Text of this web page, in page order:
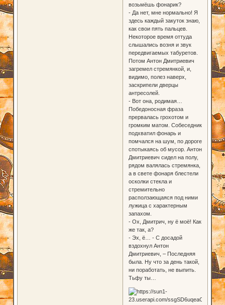
возьмёшь фонарик?
- Да нет, мне нормально! Я
здесь каждый закуток знаю,
как свои пять пальцев.
Некоторое время оттуда
слышались возня и звук
передвигаемых табуретов.
Потом Антон Дмитриевич
загремел стремянкой, и,
видимо, полез наверх,
заскрипели дверцы
антресолей.
- Вот она, родимая…
Победоносная фраза
прервалась грохотом и
громким матом. Собеседник
подхватил фонарь и
помчался на шум, по дороге
спотыкаясь об мусор. Антон
Дмитриевич сидел на полу,
рядом валялась стремянка,
а в свете фонаря блестели
осколки стекла и
стремительно
расползающаяся под ними
лужица с характерным
запахом.
- Ох, Дмитрич, ну ё моё! Как
же так, а?
- Эх, ё… - С досадой
вздохнул Антон
Дмитриевич, – Последняя
была. Ну что за день такой,
ни поработать, не выпить.
Тьфу ты…